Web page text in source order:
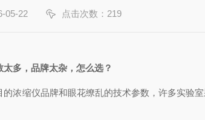
05-22 点击次数：219
多，品牌太杂，怎么选？
浓缩仪品牌和眼花缭乱的技术参数，许多实验